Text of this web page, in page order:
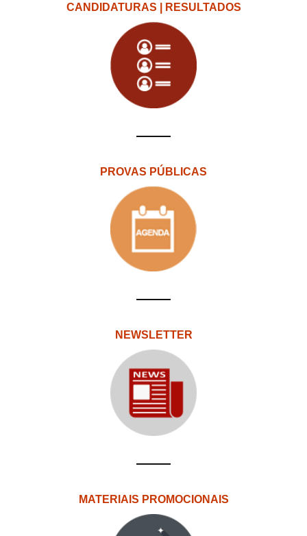
CANDIDATURAS | RESULTADOS
PROVAS PÚBLICAS
NEWSLETTER
MATERIAIS PROMOCIONAIS